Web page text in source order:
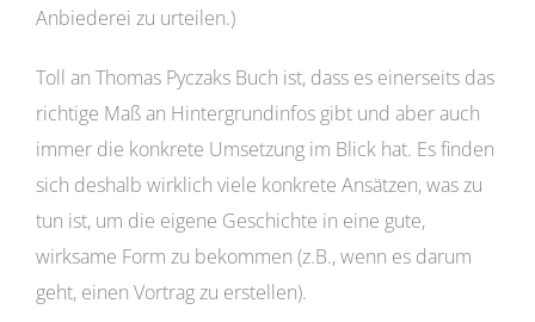
Anbiederei zu urteilen.)
Toll an Thomas Pyczaks Buch ist, dass es einerseits das
richtige Maß an Hintergrundinfos gibt und aber auch
immer die konkrete Umsetzung im Blick hat. Es finden
sich deshalb wirklich viele konkrete Ansätzen, was zu
tun ist, um die eigene Geschichte in eine gute,
wirksame Form zu bekommen (z.B., wenn es darum
geht, einen Vortrag zu erstellen).